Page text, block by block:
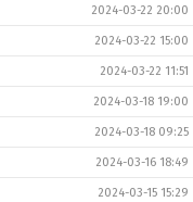
2024-03-22 20:00
2024-03-22 15:00
2024-03-22 11:51
2024-03-18 19:00
2024-03-18 09:25
2024-03-16 18:49
2024-03-15 15:29